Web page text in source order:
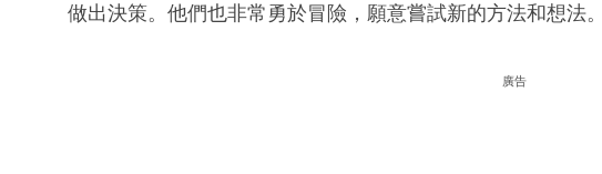
做出決策。他們也非常勇於冒險，願意嘗試新的方法和想法。
廣告